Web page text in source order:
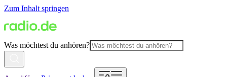
Zum Inhalt springen
Was möchtest du anhören?